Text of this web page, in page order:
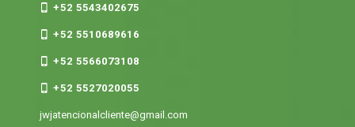
+52 5543402675
+52 5510689616
+52 5566073108
+52 5527020055
jwjatencionalcliente@gmail.com